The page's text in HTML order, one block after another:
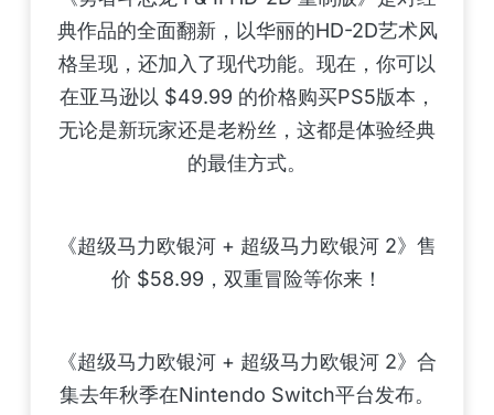
典作品的全面翻新，以华丽的HD-2D艺术风
格呈现，还加入了现代功能。现在，你可以
在亚马逊以 $49.99 的价格购买PS5版本，
无论是新玩家还是老粉丝，这都是体验经典
的最佳方式。
《超级马力欧银河 + 超级马力欧银河 2》售
价 $58.99，双重冒险等你来！
《超级马力欧银河 + 超级马力欧银河 2》合
集去年秋季在Nintendo Switch平台发布。